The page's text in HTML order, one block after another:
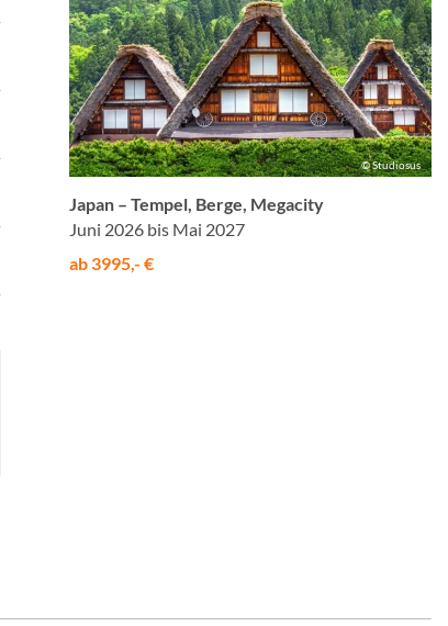
© Studiosus
Japan – Tempel, Berge, Megacity
Juni 2026 bis Mai 2027
ab 3995,- €